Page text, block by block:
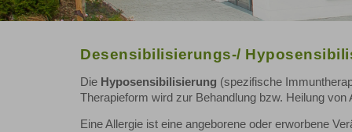
Desensibilisierungs-/
Die Hyposensibilisierung (spezifische
Therapieform wird zur Behandlung bzw. Heilung
Eine Allergie ist eine angeborene oder erworbene